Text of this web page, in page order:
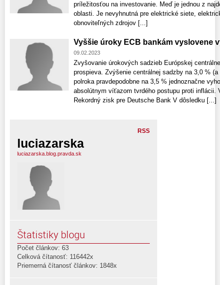
príležitosťou na investovanie. Meď je jednou z
oblasti. Je nevyhnutná pre elektrické siete,
obnoviteľných zdrojov [...]
Vyššie úroky ECB bankám vyslovene
09.02.2023
Zvyšovanie úrokových sadzieb Európskej
prospieva. Zvýšenie centrálnej sadzby na 3,0 %
polroka pravdepodobne na 3,5 % jednoznačne
absolútnym víťazom tvrdého postupu proti inflácii.
Rekordný zisk pre Deutsche Bank V dôsledku [...]
RSS
luciazarska
luciazarska.blog.pravda.sk
Štatistiky blogu
Počet článkov: 63
Celková čítanosť: 116442x
Priemerná čítanosť článkov: 1848x